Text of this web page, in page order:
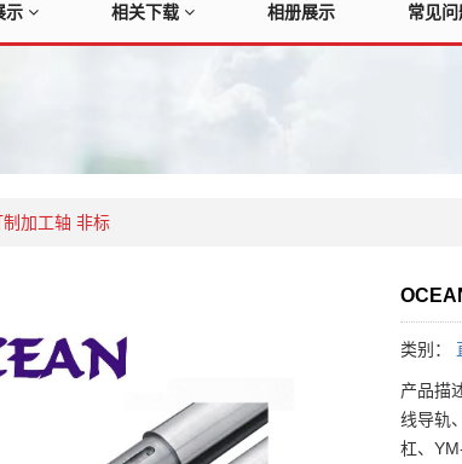
示 相关下载 相册展示 常见问
加工轴 非标
类别：
产品描
线导轨
杠、